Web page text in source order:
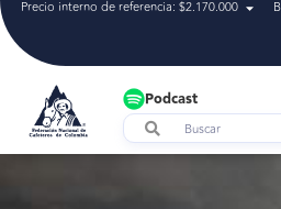
Precio interno de referencia: $2.170.000
Podcast